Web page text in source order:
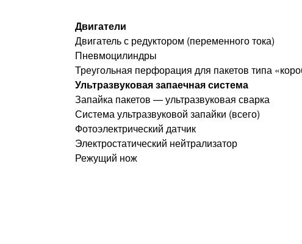
Двигатели
Двигатель с редуктором (переменного тока)
Пневмоцилиндры
Треугольная перфорация для пакетов типа
Ультразвуковая запаечная система
Запайка пакетов — ультразвуковая сварка
Система ультразвуковой запайки (всего)
Фотоэлектрический датчик
Электростатический нейтрализатор
Режущий нож